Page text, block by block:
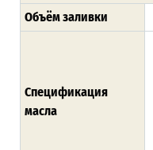
Объём заливки
Спецификация
масла